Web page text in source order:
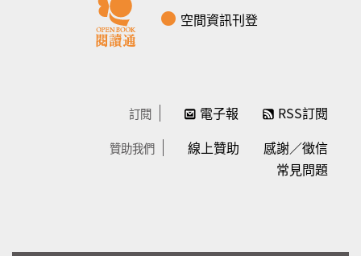
空間資訊刊登
訂閱 電子報 RSS訂閱
贊助我們 線上贊助
感謝／徵信
常見問題